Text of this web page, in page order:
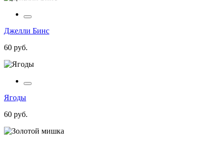
Джелли Бинс
60 руб.
Ягоды
60 руб.